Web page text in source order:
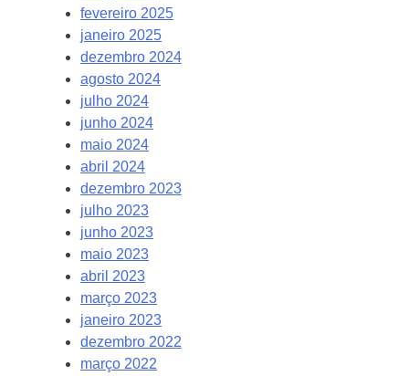
fevereiro 2025
janeiro 2025
dezembro 2024
agosto 2024
julho 2024
junho 2024
maio 2024
abril 2024
dezembro 2023
julho 2023
junho 2023
maio 2023
abril 2023
março 2023
janeiro 2023
dezembro 2022
março 2022